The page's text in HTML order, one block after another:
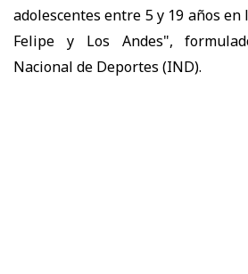
adolescentes entre 5 y 19 años en
Felipe y Los Andes",
Nacional de Deportes (IND).